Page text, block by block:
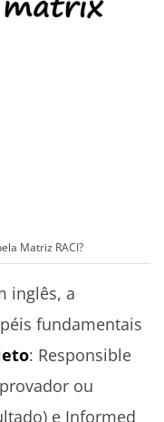
Matriz RACI?
inglês, a
fundamentais
: Responsible
ou
e Informed